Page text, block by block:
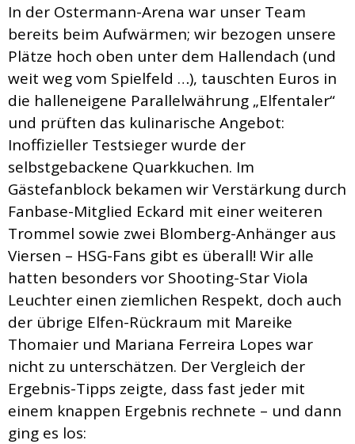
In der Ostermann-Arena war unser Team
bereits beim Aufwärmen; wir bezogen unsere
Plätze hoch oben unter dem Hallendach (und
weit weg vom Spielfeld …), tauschten Euros in
die halleneigene Parallelwährung „Elfentaler“
und prüften das kulinarische Angebot:
Inoffizieller Testsieger wurde der
selbstgebackene Quarkkuchen. Im
Gästefanblock bekamen wir Verstärkung durch
Fanbase-Mitglied Eckard mit einer weiteren
Trommel sowie zwei Blomberg-Anhänger aus
Viersen – HSG-Fans gibt es überall! Wir alle
hatten besonders vor Shooting-Star Viola
Leuchter einen ziemlichen Respekt, doch auch
der übrige Elfen-Rückraum mit Mareike
Thomaier und Mariana Ferreira Lopes war
nicht zu unterschätzen. Der Vergleich der
Ergebnis-Tipps zeigte, dass fast jeder mit
einem knappen Ergebnis rechnete – und dann
ging es los: